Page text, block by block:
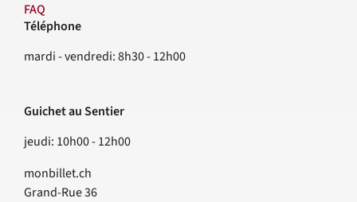
FAQ
Contact
Téléphone
mardi - vendredi: 8h30 - 12h00
Guichet au Sentier
jeudi: 10h00 - 12h00
monbillet.ch
Grand-Rue 36